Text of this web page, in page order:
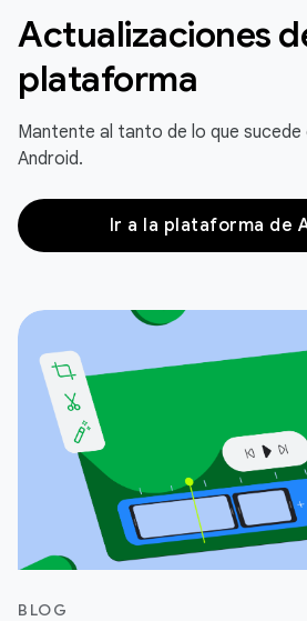
Actualizaciones
plataforma
Mantente al tanto de lo que
Android.
Ir a la plataforma de
BLOG